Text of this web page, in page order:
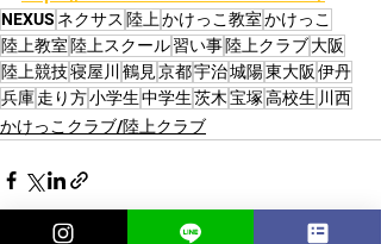
NEXUS ネクサス 陸上かけっこ教室かけっこ
陸上教室 陸上スクール習い事陸上クラブ大阪
陸上競技寝屋川 鶴見京都宇治城陽東大阪 伊丹
兵庫走り方小学生中学生茨木宝塚高校生 川西
かけっこクラブ/陸上クラブ